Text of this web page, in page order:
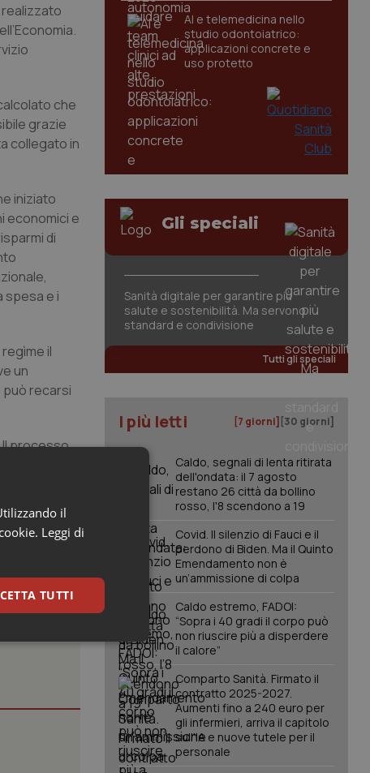
che
grazie
collegato in
iniziato
economici e
di
spesa e i
il
un
può recarsi
processo
recarsi in
AI e telemedicina nello
studio odontoiatrico:
applicazioni concrete e
uso protetto
Gli speciali
Sanità digitale per garantire più
salute e sostenibilità. Ma servono
standard e condivisione
Tutti gli speciali
I più letti [7 giorni] [30 giorni]
Caldo, segnali di lenta ritirata
dell'ondata: il 7 agosto
restano 26 città da bollino
rosso, l'8 scendono a 19
Covid. Il silenzio di Fauci e il
perdono di Biden. Ma il Quinto
Emendamento non è
un’ammissione di colpa
Caldo estremo, FADOI:
“Sopra i 40 gradi il corpo può
non riuscire più a disperdere
il calore”
Comparto Sanità. Firmato il
contratto 2025-2027.
Aumenti fino a 240 euro per
gli infermieri, arriva il capitolo
sull'IA e nuove tutele per il
personale
il
Leggi di
TUTTI